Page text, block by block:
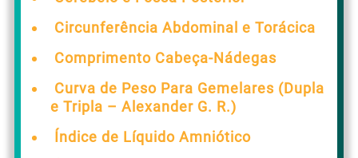
Circunferência Abdominal e Torácica
Comprimento Cabeça-Nádegas
Curva de Peso Para Gemelares (Dupla
e Tripla – Alexander G. R.)
Índice de Líquido Amniótico